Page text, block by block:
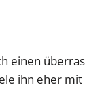
einen
ihn eher